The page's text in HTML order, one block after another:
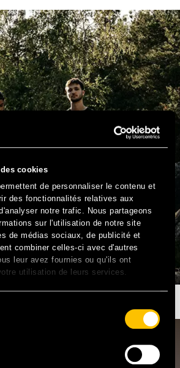
cookies
de personnaliser le contenu et
des fonctionnalités relatives aux
notre trafic. Nous partageons
sur l'utilisation de notre site
de médias sociaux, de publicité et
combiner celles-ci avec d'autres
leur avez fournies ou qu'ils ont
utilisation de leurs services.